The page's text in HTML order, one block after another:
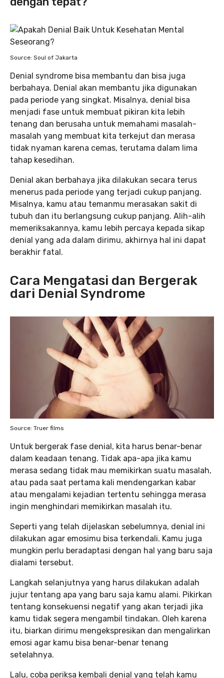
Source: Soul of Jakarta
Denial syndrome bisa membantu dan bisa juga
berbahaya. Denial akan membantu jika digunakan
pada periode yang singkat. Misalnya, denial bisa
menjadi fase untuk membuat pikiran kita lebih
tenang dan berusaha untuk memahami masalah-
masalah yang membuat kita terkejut dan merasa
tidak nyaman karena cemas, terutama dalam lima
tahap kesedihan.
Denial akan berbahaya jika dilakukan secara terus
menerus pada periode yang terjadi cukup panjang.
Misalnya, kamu atau temanmu merasakan sakit di
tubuh dan itu berlangsung cukup panjang. Alih-alih
memeriksakannya, kamu lebih percaya kepada sikap
denial yang ada dalam dirimu, akhirnya hal ini dapat
berakhir fatal.
Cara Mengatasi dan Bergerak
dari Denial Syndrome
Source: Truer films
Untuk bergerak fase denial, kita harus benar-benar
dalam keadaan tenang. Tidak apa-apa jika kamu
merasa sedang tidak mau memikirkan suatu masalah,
atau pada saat pertama kali mendengarkan kabar
atau mengalami kejadian tertentu sehingga merasa
ingin menghindari memikirkan masalah itu.
Seperti yang telah dijelaskan sebelumnya, denial ini
dilakukan agar emosimu bisa terkendali. Kamu juga
mungkin perlu beradaptasi dengan hal yang baru saja
dialami tersebut.
Langkah selanjutnya yang harus dilakukan adalah
jujur tentang apa yang baru saja kamu alami. Pikirkan
tentang konsekuensi negatif yang akan terjadi jika
kamu tidak segera mengambil tindakan. Oleh karena
itu, biarkan dirimu mengekspresikan dan mengalirkan
emosi agar kamu bisa benar-benar tenang
setelahnya.
Lalu, coba periksa kembali denial yang telah kamu